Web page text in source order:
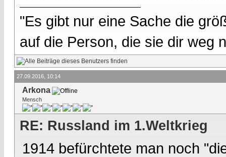
"Es gibt nur eine Sache die
auf die Person, die sie dir weg
27.09.2016, 10:14
Arkona
Mensch
RE: Russland im 1.Weltkrieg
1914 befürchtete man noch